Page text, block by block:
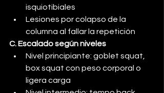
isquiotibiales
Lesiones por colapso de la
columna al fallar la repetición
C. Escalado según niveles
Nivel principiante: goblet squat,
box squat con peso corporal o
ligera carga